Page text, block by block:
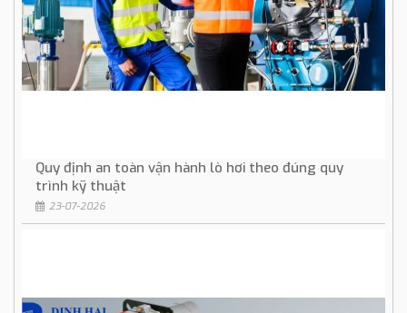
Quy định an toàn vận hành lò hơi theo đúng quy
trình kỹ thuật
23-07-2026